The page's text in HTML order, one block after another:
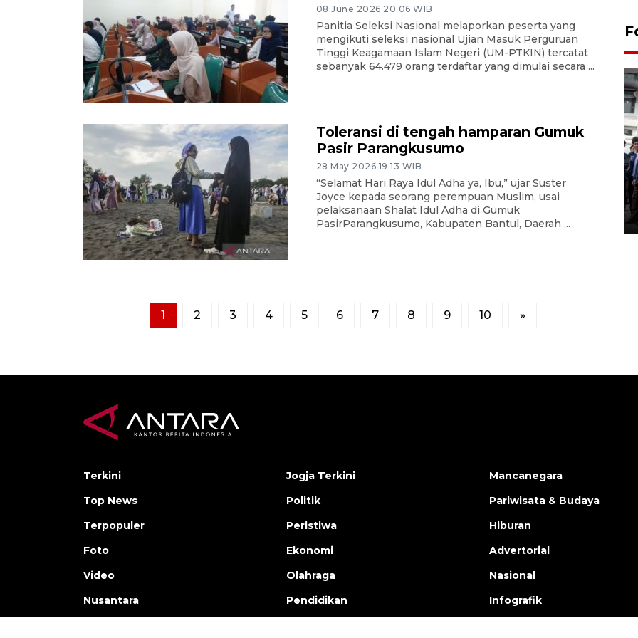
08 June 2026 20:06 WIB
Panitia Seleksi Nasional melaporkan peserta yang
mengikuti seleksi nasional Ujian Masuk Perguruan
Tinggi Keagamaan Islam Negeri (UM-PTKIN) tercatat
sebanyak 64.479 orang terdaftar yang dimulai secara ...
Toleransi di tengah hamparan Gumuk
Pasir Parangkusumo
28 May 2026 19:13 WIB
“Selamat Hari Raya Idul Adha ya, Ibu,” ujar Suster
Joyce kepada seorang perempuan Muslim, usai
pelaksanaan Shalat Idul Adha di Gumuk
PasirParangkusumo, Kabupaten Bantul, Daerah ...
1 2 3 4 5 6 7 8 9 10 »
BPJS Kesehatan Yogyakarta
perkuat sinergi dengan
ANTARA Biro DIY
03 August 2026 17:24 WIB
Terkini
Top News
Terpopuler
Foto
Video
Nusantara
Jogja Terkini
Politik
Peristiwa
Ekonomi
Olahraga
Pendidikan
Mancanegara
Pariwisata & Budaya
Hiburan
Advertorial
Nasional
Infografik